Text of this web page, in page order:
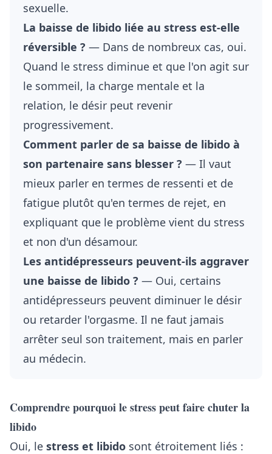
sexuelle.
La baisse de libido liée au stress est-elle
réversible ? — Dans de nombreux cas, oui.
Quand le stress diminue et que l'on agit sur
le sommeil, la charge mentale et la
relation, le désir peut revenir
progressivement.
Comment parler de sa baisse de libido à
son partenaire sans blesser ? — Il vaut
mieux parler en termes de ressenti et de
fatigue plutôt qu'en termes de rejet, en
expliquant que le problème vient du stress
et non d'un désamour.
Les antidépresseurs peuvent-ils aggraver
une baisse de libido ? — Oui, certains
antidépresseurs peuvent diminuer le désir
ou retarder l'orgasme. Il ne faut jamais
arrêter seul son traitement, mais en parler
au médecin.
Comprendre pourquoi le stress peut faire chuter la
libido
Oui, le stress et libido sont étroitement liés :